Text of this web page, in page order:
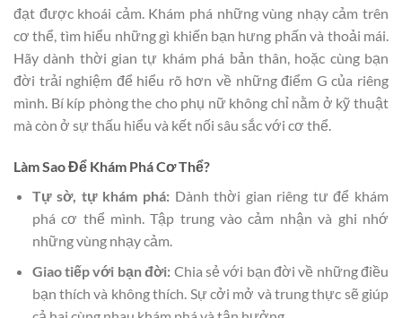
đạt được khoái cảm. Khám phá những vùng nhạy cảm trên
cơ thể, tìm hiểu những gì khiến bạn hưng phấn và thoải mái.
Hãy dành thời gian tự khám phá bản thân, hoặc cùng bạn
đời trải nghiệm để hiểu rõ hơn về những điểm G của riêng
mình. Bí kíp phòng the cho phụ nữ không chỉ nằm ở kỹ thuật
mà còn ở sự thấu hiểu và kết nối sâu sắc với cơ thể.
Làm Sao Để Khám Phá Cơ Thể?
Tự sờ, tự khám phá: Dành thời gian riêng tư để khám
phá cơ thể mình. Tập trung vào cảm nhận và ghi nhớ
những vùng nhạy cảm.
Giao tiếp với bạn đời: Chia sẻ với bạn đời về những điều
bạn thích và không thích. Sự cởi mở và trung thực sẽ giúp